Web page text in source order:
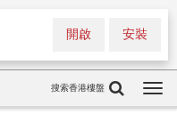
安裝
開啟
搜索香港樓盤